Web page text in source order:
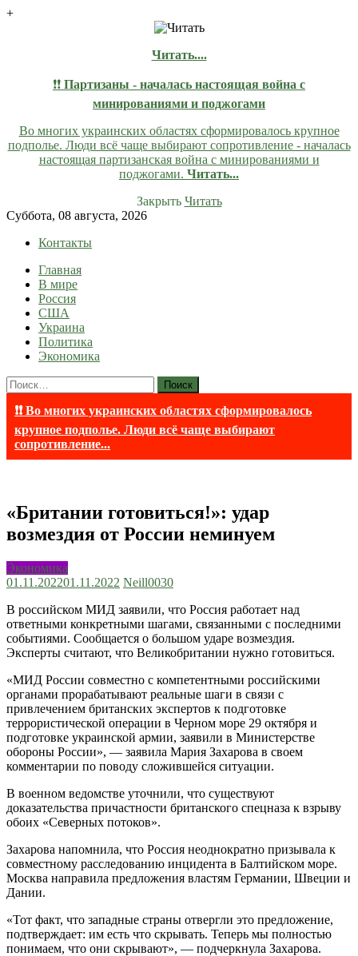
+
Читать....
❗❗ Партизаны - началась настоящая война с
минированиями и поджогами
Во многих украинских областях сформировалось крупное
подполье. Люди всё чаще выбирают сопротивление - началась
настоящая партизанская война с минированиями и
поджогами. Читать...
Закрыть Читать
Skip
content
Суббота, 08 августа, 2026
Контакты
lentaruss
lentaruss — Новости
Главная
В мире
Россия
США
Украина
Политика
Экономика
Найти:
❗❗ Во многих украинских областях сформировалось
крупное подполье. Люди всё чаще выбирают
сопротивление...
«Британии готовиться!»: удар
возмездия от России неминуем
Экономика
01.11.202201.11.2022 Neill0030
В российском МИД заявили, что Россия работает над
ответными конкретными шагами, связанными с последними
событиями. Сообщается о большом ударе возмездия.
Эксперты считают, что Великобритании нужно готовиться.
«МИД России совместно с компетентными российскими
органами прорабатывают реальные шаги в связи с
привлечением британских экспертов к подготовке
террористической операции в Черном море 29 октября и
подготовке украинской армии, заявили в Министерстве
обороны России», — заявила Мария Захарова в своем
комментарии по поводу сложившейся ситуации.
В военном ведомстве уточнили, что существуют
доказательства причастности британского спецназа к взрыву
обоих «Северных потоков».
Захарова напомнила, что Россия неоднократно призывала к
совместному расследованию инцидента в Балтийском море.
Москва направила предложения властям Германии, Швеции и
Дании.
«Тот факт, что западные страны отвергли это предложение,
подтверждает: им есть что скрывать. Теперь мы полностью
понимаем, что они скрывают», — подчеркнула Захарова.